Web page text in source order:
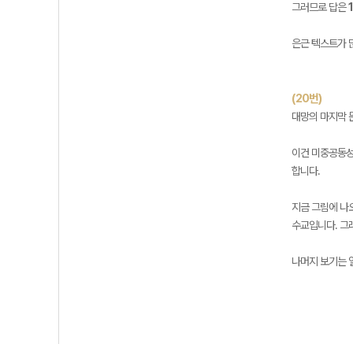
그러므로 답은
은근 텍스트가
(20번)
대망의 마지막
이건 미중공동
합니다.
지금 그림에 나
수교입니다. 그
나머지 보기는